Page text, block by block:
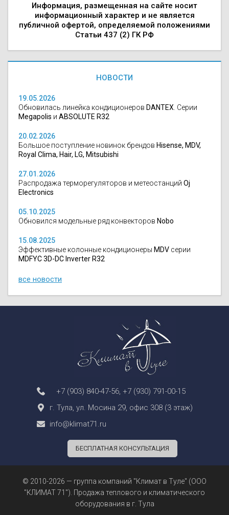
Информация, размещенная на сайте носит
информационный характер и не является
публичной офертой, определяемой положениями
Статьи 437 (2) ГК РФ
НОВОСТИ
19.05.2026
Обновилась линейка кондиционеров DANTEX . Серии
Megapolis и ABSOLUTE R32
20.02.2026
Большое поступление новинок брендов Hisense, MDV,
Royal Clima, Hair, LG, Mitsubishi
27.01.2026
Распродажа терморегуляторов и метеостанций Oj
Electronics
05.10.2025
Обновился модельные ряд конвекторов Nobo
15.08.2025
Эффективные колонные кондиционеры MDV серии
MDFYC 3D-DC Inverter R32
все новости
+7 (903) 840-47-56 +7 (930) 791-00-15
г. Тула, ул. Мосина 29, офис 308 (3 этаж)
info@klimat71.ru
БЕСПЛАТНАЯ КОНСУЛЬТАЦИЯ
© 2010-2026 — группа компаний "Климат в Туле" (ООО
"КЛИМАТ 71"). Продажа теплового и климатического
оборудования в г. Тула